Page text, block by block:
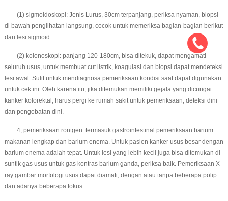
(1) sigmoidoskopi: Jenis Lurus, 30cm terpanjang, periksa nyaman, biopsi
di bawah penglihatan langsung, cocok untuk memeriksa bagian-bagian berikut
dari lesi sigmoid.
(2) kolonoskopi: panjang 120-180cm, bisa ditekuk, dapat mengamati
seluruh usus, untuk membuat cut listrik, koagulasi dan biopsi dapat mendeteksi
lesi awal. Sulit untuk mendiagnosa pemeriksaan kondisi saat dapat digunakan
untuk cek ini. Oleh karena itu, jika ditemukan memiliki gejala yang dicurigai
kanker kolorektal, harus pergi ke rumah sakit untuk pemeriksaan, deteksi dini
dan pengobatan dini.
4, pemeriksaan rontgen: termasuk gastrointestinal pemeriksaan barium
makanan lengkap dan barium enema. Untuk pasien kanker usus besar dengan
barium enema adalah tepat. Untuk lesi yang lebih kecil juga bisa ditemukan di
suntik gas usus untuk gas kontras barium ganda, periksa baik. Pemeriksaan X-
ray gambar morfologi usus dapat diamati, dengan atau tanpa beberapa polip
dan adanya beberapa fokus.